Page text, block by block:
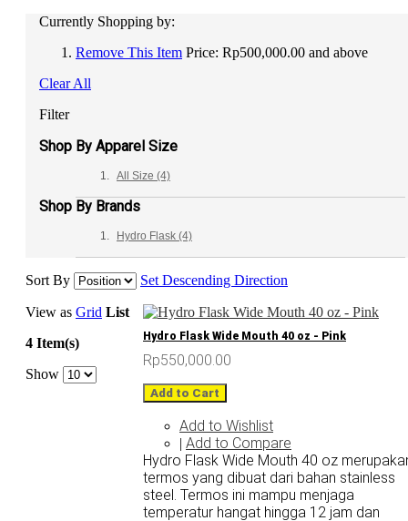
Currently Shopping by:
Remove This Item Price: Rp500,000.00 and above
Clear All
Filter
Shop By Apparel Size
All Size (4)
Shop By Brands
Hydro Flask (4)
Sort By Set Descending Direction
View as Grid List
4 Item(s)
Show
Hydro Flask Wide Mouth 40 oz - Pink
Rp550,000.00
Add to Cart
Add to Wishlist
| Add to Compare
Hydro Flask Wide Mouth 40 oz
termos yang dibuat dari bahan stainless
steel. Termos ini mampu menjaga
temperatur hangat hingga 12 jam dan